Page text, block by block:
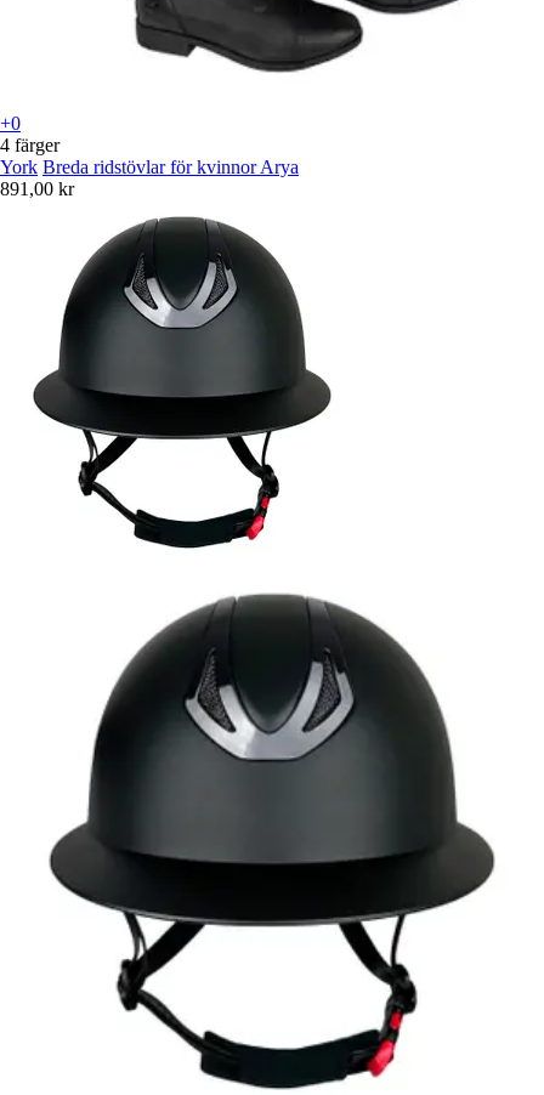
+0
4 färger
York Breda ridstövlar för kvinnor Arya
891,00 kr